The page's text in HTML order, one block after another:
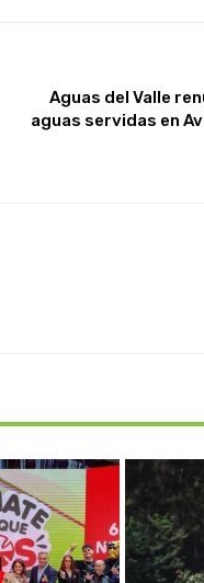
Aguas del Valle
aguas servidas en